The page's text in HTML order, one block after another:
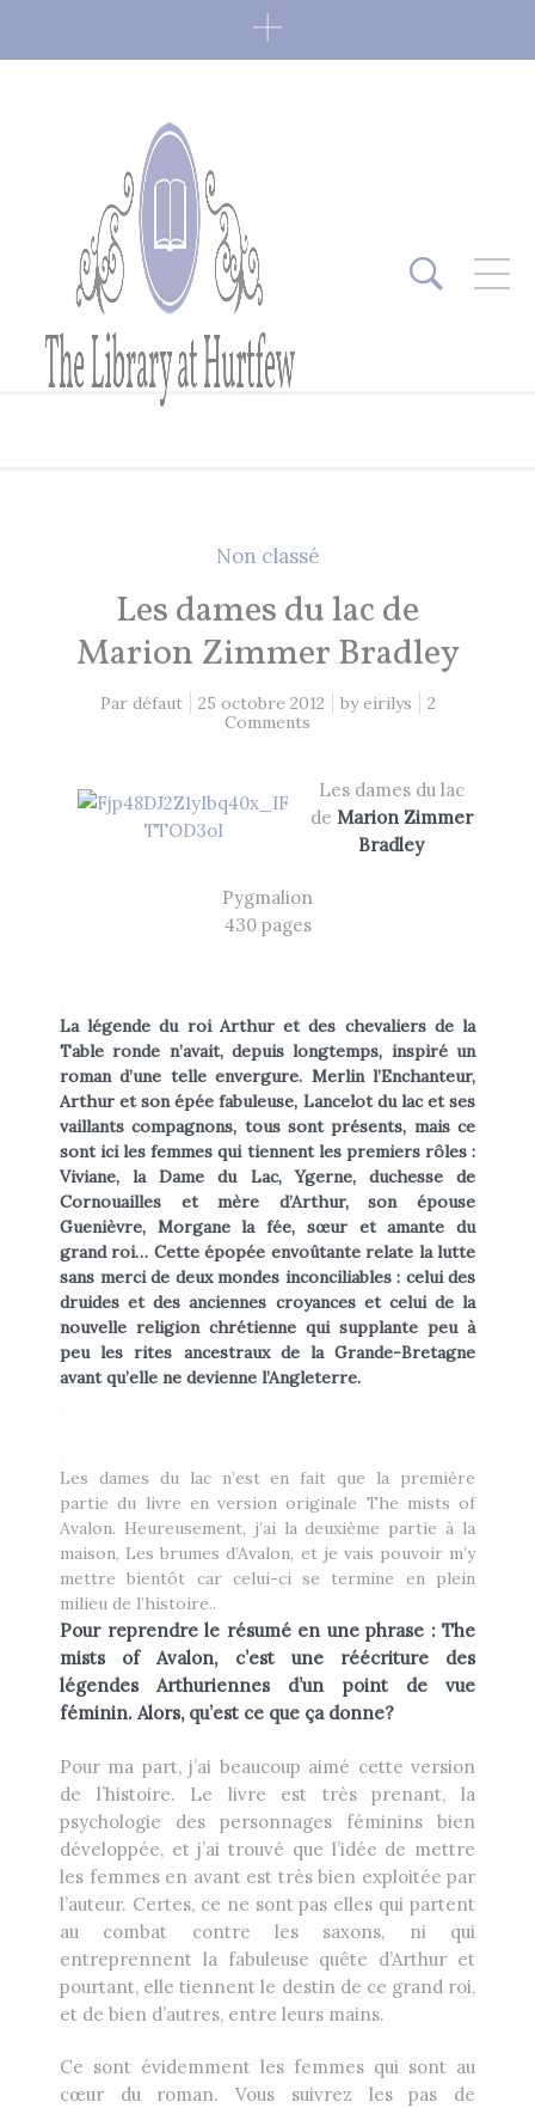
Fin de série 2022
7 janvier 2022 0 Comments
Lectures 2022
6 janvier 2022 0 Comments
Lectures 2021
2 Comments
8 décembre 2020 1 Comment
The Art of Heikala: Works and
Heikala
RECHERCHE
Non classé
Les dames du lac de
Marion Zimmer Bradley
Par défaut 25 octobre 2012 byeirilys
2
Comments
Les dames du lac
de Marion Zimmer
Bradley
Pygmalion
430 pages
.
.
La légende du roi Arthur et des chevaliers de la
Table ronde n’avait, depuis longtemps, inspiré un
roman d’une telle envergure. Merlin l’Enchanteur,
Arthur et son épée fabuleuse, Lancelot du lac et ses
vaillants compagnons, tous sont présents, mais ce
sont ici les femmes qui tiennent les premiers rôles :
Viviane, la Dame du Lac, Ygerne, duchesse de
Cornouailles et mère d’Arthur, son épouse
Guenièvre, Morgane la fée, sœur et amante du
grand roi… Cette épopée envoûtante relate la lutte
sans merci de deux mondes inconciliables : celui des
druides et des anciennes croyances et celui de la
nouvelle religion chrétienne qui supplante peu à
peu les rites ancestraux de la Grande-Bretagne
avant qu’elle ne devienne l’Angleterre.
.
.
.
Les dames du lac n’est en fait que la première
partie du livre en version originale The mists of
Avalon. Heureusement, j’ai la deuxième partie à la
maison, Les brumes d’Avalon, et je vais pouvoir m’y
mettre bientôt car celui-ci se termine en plein
milieu de l’histoire..
Pour reprendre le résumé en une phrase : The
mists of Avalon, c’est une réécriture des
légendes Arthuriennes d’un point de vue
féminin. Alors, qu’est ce que ça donne?
Pour ma part, j’ai beaucoup aimé cette version
de l’histoire. Le livre est très prenant, la
psychologie des personnages féminins bien
développée, et j’ai trouvé que l’idée de mettre
les femmes en avant est très bien exploitée par
l’auteur. Certes, ce ne sont pas elles qui partent
au combat contre les saxons, ni qui
entreprennent la fabuleuse quête d’Arthur et
pourtant, elle tiennent le destin de ce grand roi,
et de bien d’autres, entre leurs mains.
Ce sont évidemment les femmes qui sont au
cœur du roman. Vous suivrez les pas de